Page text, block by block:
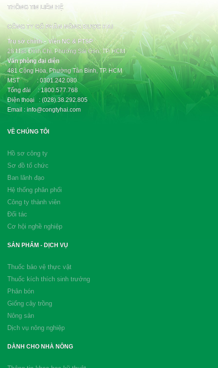
THÔNG TIN LIÊN HỆ
CÔNG TY CỔ PHẦN NÔNG DƯỢC HAI
Trụ sở chính – Viện NC & PTSP
28 Mạc Đĩnh Chi, Phường Sài Gòn, TP. HCM
Văn phòng đại diện
481 Cộng Hòa, Phường Tân Bình, TP. HCM
MST : 0301.242.080
Tổng đài : 1800.577.768
Điện thoại : (028).38.292.805
Email : info@congtyhai.com
VỀ CHÚNG TÔI
Hồ sơ công ty
Sơ đồ tổ chức
Ban lãnh đạo
Hệ thống phân phối
Công ty thành viên
Đối tác
Cơ hội nghề nghiệp
SẢN PHẨM - DỊCH VỤ
Thuốc bảo vệ thực vật
Thuốc kích thích sinh trưởng
Phân bón
Giống cây trồng
Nông sản
Dịch vụ nông nghiệp
DÀNH CHO NHÀ NÔNG